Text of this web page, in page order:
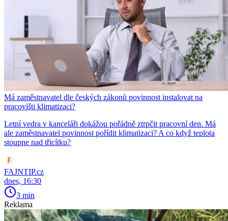
Má zaměstnavatel dle českých zákonů povinnost instalovat na
pracovišti klimatizaci?
Letní vedra v kanceláři dokážou pořádně ztrpčit pracovní den. Má
ale zaměstnavatel povinnost pořídit klimatizaci? A co když teplota
stoupne nad třicítku?
FAJNTIP.cz
dnes, 16:30
3 min
Reklama